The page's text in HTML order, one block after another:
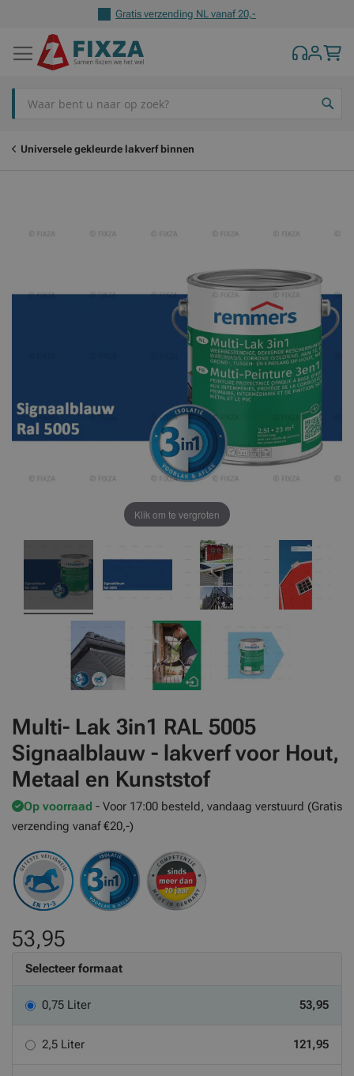
Gratis verzending NL vanaf 20,-
Universele gekleurde lakverf binnen
Multi- Lak 3in1 RAL 5005
Signaalblauw - lakverf voor Hout,
Metaal en Kunststof
Op voorraad - Voor 17:00 besteld, vandaag verstuurd (Gratis
verzending vanaf €20,-)
53,95
Selecteer formaat
0,75 Liter 53,95
2,5 Liter 121,95
naar
naar
Klik om te vergroten